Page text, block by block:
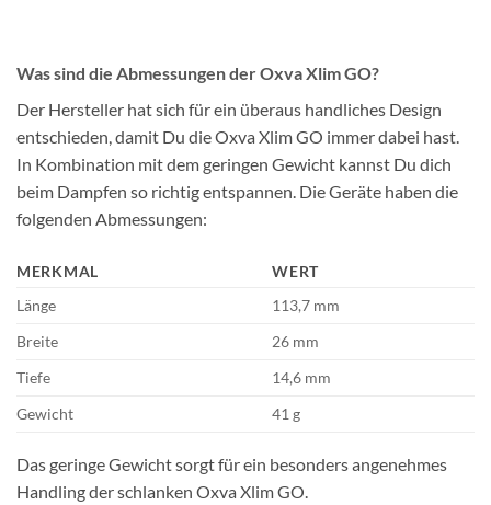
Was sind die Abmessungen der Oxva Xlim GO?
Der Hersteller hat sich für ein überaus handliches Design
entschieden, damit Du die Oxva Xlim GO immer dabei hast.
In Kombination mit dem geringen Gewicht kannst Du dich
beim Dampfen so richtig entspannen. Die Geräte haben die
folgenden Abmessungen:
MERKMAL
WERT
Länge
113,7 mm
Breite
26 mm
Tiefe
14,6 mm
Gewicht
41 g
Das geringe Gewicht sorgt für ein besonders angenehmes
Handling der schlanken Oxva Xlim GO.